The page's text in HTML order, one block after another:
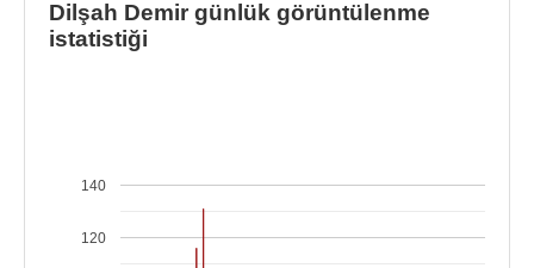
Dilşah Demir günlük görüntülenme
istatistiği
120
140